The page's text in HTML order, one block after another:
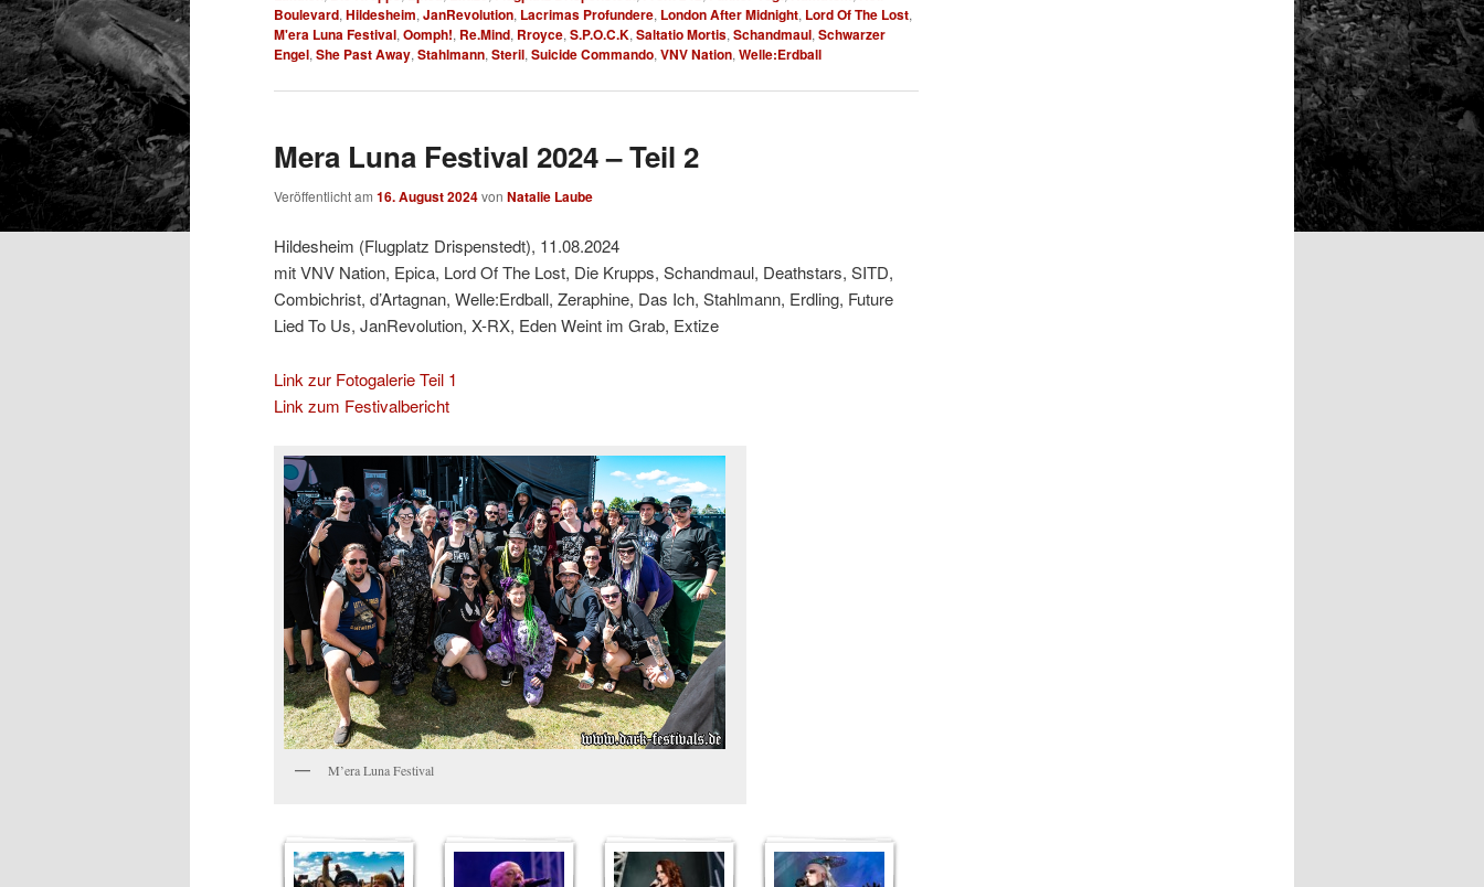
Boulevard, Hildesheim, JanRevolution, Lacrimas Profundere, London After Midnight, Lord Of The Lost,
M'era Luna Festival, Oomph!, Re.Mind, Rroyce, S.P.O.C.K, Saltatio Mortis, Schandmaul, Schwarzer
Engel, She Past Away, Stahlmann, Steril, Suicide Commando, VNV Nation, Welle:Erdball
Mera Luna Festival 2024 – Teil 2
Veröffentlicht am 16. August 2024von Natalie Laube
Hildesheim (Flugplatz Drispenstedt), 11.08.2024
mit VNV Nation, Epica, Lord Of The Lost, Die Krupps, Schandmaul, Deathstars, SITD,
Combichrist, d’Artagnan, Welle:Erdball, Zeraphine, Das Ich, Stahlmann, Erdling, Future
Lied To Us, JanRevolution, X-RX, Eden Weint im Grab, Extize
Link zur Fotogalerie Teil 1
Link zum Festivalbericht
M’era Luna Festival